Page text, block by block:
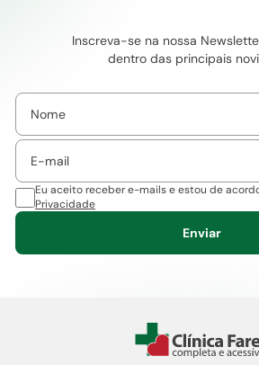
Inscreva-se na nossa
dentro das principais
Eu aceito receber e-mails e estou de
Privacidade
Enviar